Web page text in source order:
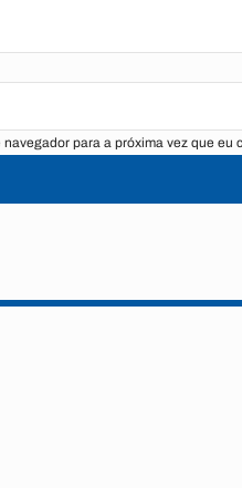
para a próxima vez que eu